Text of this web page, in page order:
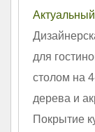
для
столом на
дерева и
Покрытие